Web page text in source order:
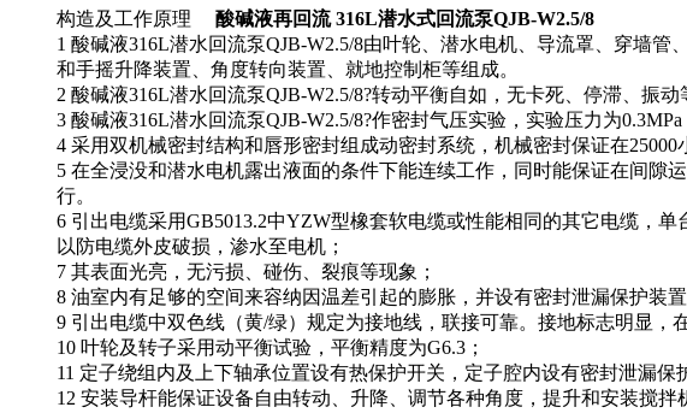
构造及工作原理 酸碱液再回流 316L潜水式回流泵QJB-W2.5/8
1 酸碱液316L潜水回流泵QJB-W2.5/8由叶轮、潜水电机、导流罩、穿墙
和手摇升降装置、角度转向装置、就地控制柜等组成。
2 酸碱液316L潜水回流泵QJB-W2.5/8?转动平衡自如，无卡死、停滞、振动
3 酸碱液316L潜水回流泵QJB-W2.5/8?作密封气压实验，实验压力为
4 采用双机械密封结构和唇形密封组成动密封系统，机械密封保证在25000
5 在全浸没和潜水电机露出液面的条件下能连续工作，同时能保证在间隙
行。
6 引出电缆采用GB5013.2中YZW型橡套软电缆或性能相同的其它电缆，
以防电缆外皮破损，渗水至电机；
7 其表面光亮，无污损、碰伤、裂痕等现象；
8 油室内有足够的空间来容纳因温差引起的膨胀，并设有密封泄漏保护装置
9 引出电缆中双色线（黄/绿）规定为接地线，联接可靠。接地标志明显，
10 叶轮及转子采用动平衡试验，平衡精度为G6.3；
11 定子绕组内及上下轴承位置设有热保护开关，定子腔内设有密封泄漏保
12 安装导杆能保证设备自由转动、升降、调节各种角度，提升和安装搅拌